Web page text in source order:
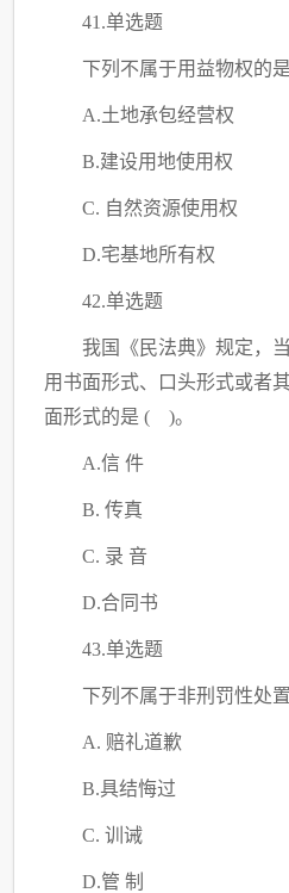
41.单选题
下列不属于用益物权的
A.土地承包经营权
B.建设用地使用权
C. 自然资源使用权
D.宅基地所有权
42.单选题
我国《民法典》规定，
用书面形式、口头形式或者
面形式的是 ( )。
A.信 件
B. 传真
C. 录 音
D.合同书
43.单选题
下列不属于非刑罚性处
A. 赔礼道歉
B.具结悔过
C. 训诫
D.管 制